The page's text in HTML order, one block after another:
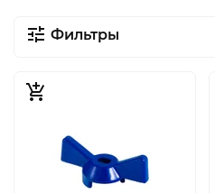
Фильтры